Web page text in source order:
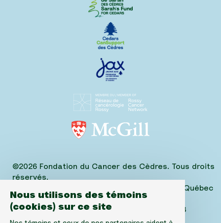
Nous utilisons des témoins
(cookies) sur ce site
©2026 Fondation du Cancer des Cèdres. Tous droits
réservés.
1310, avenue Greene, Suite 520, Westmount, Québec
H3Z 2B2,
Téléphone: (514) 656-6662, Fax: (514) 303-1288
No. ARC 10520-2501-RR-0001